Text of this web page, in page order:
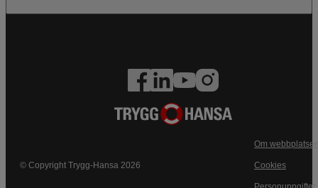
© Copyright Trygg-Hansa 2026
Om
Cookies